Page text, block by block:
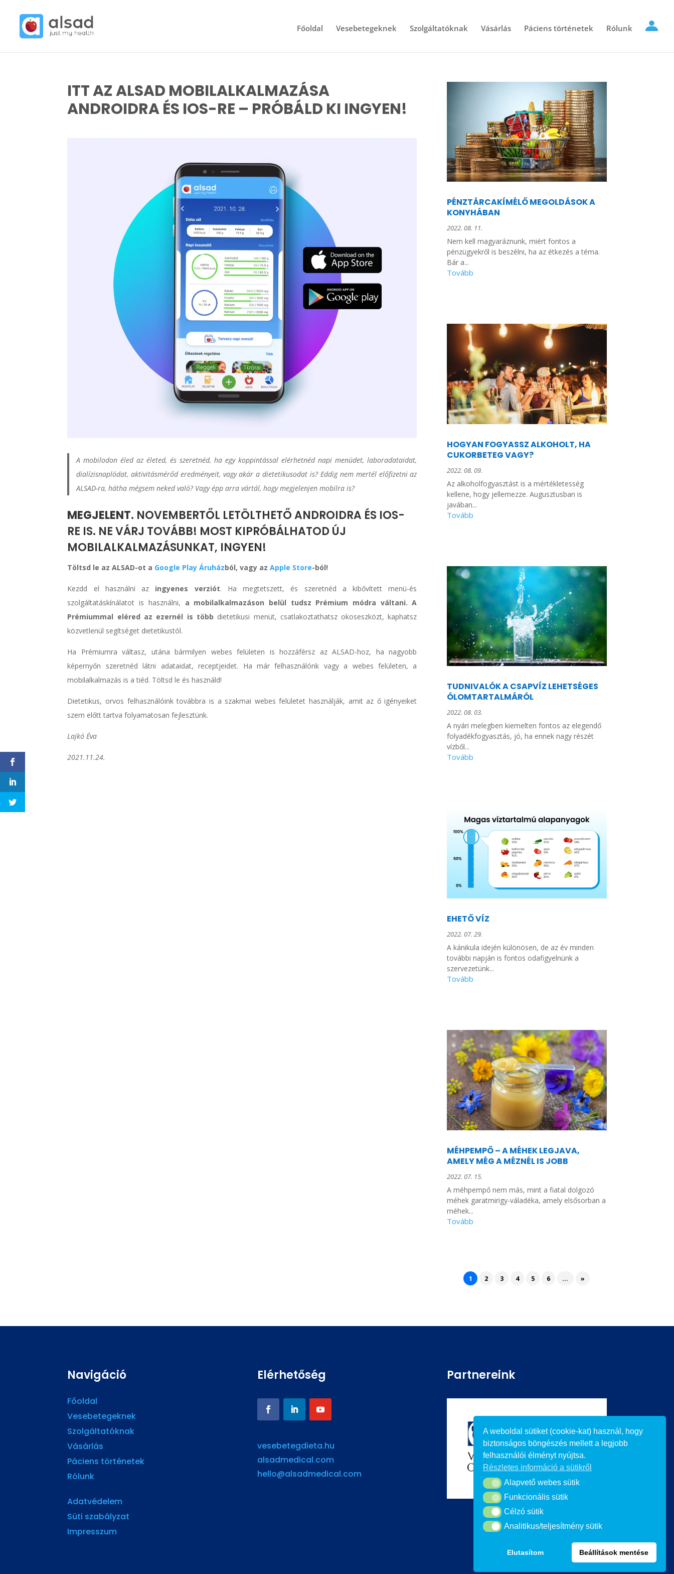
Főoldal Vesebetegeknek Szolgáltatóknak Vásárlás Páciens történetek Rólunk
ITT AZ ALSAD MOBILALKALMAZÁSA
ANDROIDRA ÉS IOS-RE – PRÓBÁLD KI INGYEN!
A mobilodon éled az életed, és szeretnéd, ha egy koppintással elérhetnéd napi menüdet, laboradataidat,
dialízisnaplódat, aktivitásmérőd eredményeit, vagy akár a dietetikusodat is? Eddig nem mertél előfizetni az
ALSAD-ra, hátha mégsem neked való? Vagy épp arra vártál, hogy megjelenjen mobilra is?
MEGJELENT. NOVEMBERTŐL LETÖLTHETŐ ANDROIDRA ÉS IOS-
RE IS. NE VÁRJ TOVÁBB! MOST KIPRÓBÁLHATOD ÚJ
MOBILALKALMAZÁSUNKAT, INGYEN!
Töltsd le az ALSAD-ot a Google Play Áruházból, vagy azApple Store-ból!
Kezdd el használni az ingyenes verziót. Ha megtetszett, és szeretnéd a kibővített menü-és
szolgáltatáskínálatot is használni, a mobilalkalmazáson belül tudsz Prémium módra váltani. A
Prémiummal eléred az ezernél is több dietetikusi menüt, csatlakoztathatsz okoseszközt, kaphatsz
közvetlenül segítséget dietetikustól.
Ha Prémiumra váltasz, utána bármilyen webes felületen is hozzáférsz az ALSAD-hoz, ha nagyobb
képernyőn szeretnéd látni adataidat, receptjeidet. Ha már felhasználónk vagy a webes felületen, a
mobilalkalmazás is a tiéd. Töltsd le és használd!
Dietetikus, orvos felhasználóink továbbra is a szakmai webes felületet használják, amit az ő igényeiket
szem előtt tartva folyamatosan fejlesztünk.
Lajkó Éva
2021.11.24.
PÉNZTÁRCAKÍMÉLŐ MEGOLDÁSOK A
KONYHÁBAN
2022. 08. 11.
Nem kell magyaráznunk, miért fontos a
pénzügyekről is beszélni, ha az étkezés a téma.
Bár a...
HOGYAN FOGYASSZ ALKOHOLT, HA
CUKORBETEG VAGY?
2022. 08. 09.
Az alkoholfogyasztást is a mértékletesség
kellene, hogy jellemezze. Augusztusban is
javában...
TUDNIVALÓK A CSAPVÍZ LEHETSÉGES
ÓLOMTARTALMÁRÓL
2022. 08. 03.
A nyári melegben kiemelten fontos az elegendő
folyadékfogyasztás, jó, ha ennek nagy részét
vízből...
EHETŐ VÍZ
2022. 07. 29.
A kánikula idején különösen, de az év minden
további napján is fontos odafigyelnünk a
szervezetünk...
MÉHPEMPŐ – A MÉHEK LEGJAVA,
AMELY MÉG A MÉZNÉL IS JOBB
2022. 07. 15.
A méhpempő nem más, mint a fiatal dolgozó
méhek garatmirigy-váladéka, amely elsősorban a
méhek...
1 2 3 4 5 6 ... »
Navigáció
Főoldal
Vesebetegeknek
Szolgáltatóknak
Vásárlás
Páciens történetek
Rólunk
Adatvédelem
Süti szabályzat
Impresszum
Elérhetőség
vesebetegdieta.hu
alsadmedical.com
hello@alsadmedical.com
Partnereink
A weboldal sütiket (cookie-kat) használ, hogy
biztonságos böngészés mellett a legjobb
felhasználói élményt nyújtsa.
Részletes információ a sütikről
Alapvető webes sütik
Alapvető webes sütik
Funkcionális sütik
Funkcionális sütik
Célzó sütikCélzó sütik
Analitikus/teljesítmény sütik
Analitikus/teljesítmény sütik
Elutasítom Beállítások mentése